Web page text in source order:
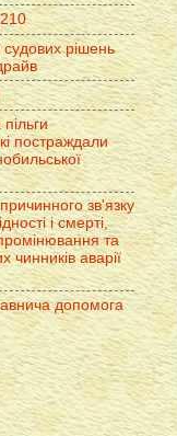
рішень
постраждали
зв'язку
і смерті,
та
чинників аварії
допомога